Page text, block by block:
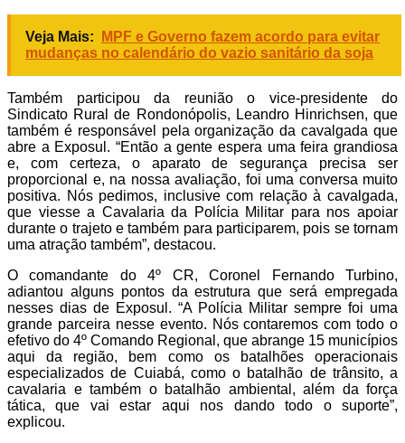
Veja Mais:
MPF e Governo fazem acordo para evitar
mudanças no calendário do vazio sanitário da soja
Também participou da reunião o vice-presidente do
Sindicato Rural de Rondonópolis, Leandro Hinrichsen, que
também é responsável pela organização da cavalgada que
abre a Exposul. “Então a gente espera uma feira grandiosa
e, com certeza, o aparato de segurança precisa ser
proporcional e, na nossa avaliação, foi uma conversa muito
positiva. Nós pedimos, inclusive com relação à cavalgada,
que viesse a Cavalaria da Polícia Militar para nos apoiar
durante o trajeto e também para participarem, pois se tornam
uma atração também”, destacou.
O comandante do 4º CR, Coronel Fernando Turbino,
adiantou alguns pontos da estrutura que será empregada
nesses dias de Exposul. “A Polícia Militar sempre foi uma
grande parceira nesse evento. Nós contaremos com todo o
efetivo do 4º Comando Regional, que abrange 15 municípios
aqui da região, bem como os batalhões operacionais
especializados de Cuiabá, como o batalhão de trânsito, a
cavalaria e também o batalhão ambiental, além da força
tática, que vai estar aqui nos dando todo o suporte”,
explicou.